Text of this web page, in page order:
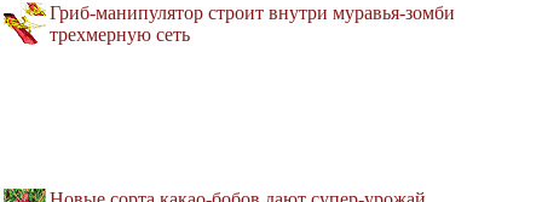
Гриб-манипулятор строит внутри муравья-зомби
трехмерную сеть